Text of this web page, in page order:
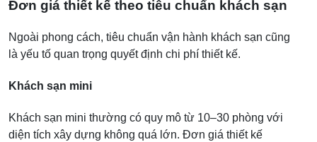
Đơn giá thiết kế theo tiêu chuẩn khách sạn
Ngoài phong cách, tiêu chuẩn vận hành khách sạn cũng
là yếu tố quan trọng quyết định chi phí thiết kế.
Khách sạn mini
Khách sạn mini thường có quy mô từ 10–30 phòng với
diện tích xây dựng không quá lớn. Đơn giá thiết kế